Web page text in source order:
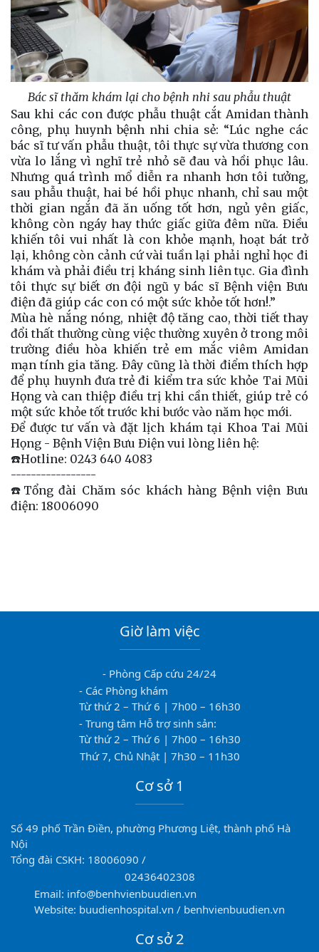
Bác sĩ thăm khám lại cho bệnh nhi sau phẫu thuật
Sau khi các con được phẫu thuật cắt Amidan thành
công, phụ huynh bệnh nhi chia sẻ: “Lúc nghe các
bác sĩ tư vấn phẫu thuật, tôi thực sự vừa thương con
vừa lo lắng vì nghĩ trẻ nhỏ sẽ đau và hồi phục lâu.
Nhưng quá trình mổ diễn ra nhanh hơn tôi tưởng,
sau phẫu thuật, hai bé hồi phục nhanh, chỉ sau một
thời gian ngắn đã ăn uống tốt hơn, ngủ yên giấc,
không còn ngáy hay thức giấc giữa đêm nữa. Điều
khiến tôi vui nhất là con khỏe mạnh, hoạt bát trở
lại, không còn cảnh cứ vài tuần lại phải nghỉ học đi
khám và phải điều trị kháng sinh liên tục. Gia đình
tôi thực sự biết ơn đội ngũ y bác sĩ Bệnh viện Bưu
điện đã giúp các con có một sức khỏe tốt hơn!.”
Mùa hè nắng nóng, nhiệt độ tăng cao, thời tiết thay
đổi thất thường cùng việc thường xuyên ở trong môi
trường điều hòa khiến trẻ em mắc viêm Amidan
mạn tính gia tăng. Đây cũng là thời điểm thích hợp
để phụ huynh đưa trẻ đi kiểm tra sức khỏe Tai Mũi
Họng và can thiệp điều trị khi cần thiết, giúp trẻ có
một sức khỏe tốt trước khi bước vào năm học mới.
Để được tư vấn và đặt lịch khám tại Khoa Tai Mũi
Họng - Bệnh Viện Bưu Điện vui lòng liên hệ:
☎️Hotline: 0243 640 4083
-----------------
☎️Tổng đài Chăm sóc khách hàng Bệnh viện Bưu
điện: 18006090
Giờ làm việc
- Phòng Cấp cứu 24/24
- Các Phòng khám
Từ thứ 2 – Thứ 6 | 7h00 – 16h30
- Trung tâm Hỗ trợ sinh sản:
Từ thứ 2 – Thứ 6 | 7h00 – 16h30
Thứ 7, Chủ Nhật | 7h30 – 11h30
Cơ sở 1
Số 49 phố Trần Điền, phường Phương Liệt, thành phố Hà
Nội
Tổng đài CSKH: 18006090 /
02436402308
Email: info@benhvienbuudien.vn
Website: buudienhospital.vn / benhvienbuudien.vn
Cơ sở 2